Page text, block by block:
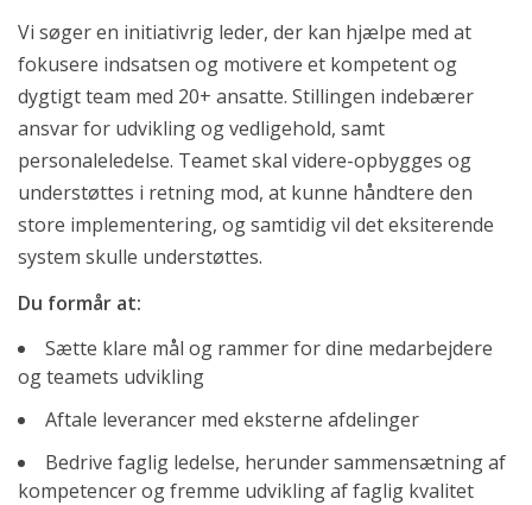
Vi søger en initiativrig leder, der kan hjælpe med at
fokusere indsatsen og motivere et kompetent og
dygtigt team med 20+ ansatte. Stillingen indebærer
ansvar for udvikling og vedligehold, samt
personaleledelse. Teamet skal videre-opbygges og
understøttes i retning mod, at kunne håndtere den
store implementering, og samtidig vil det eksiterende
system skulle understøttes.
Du formår at:
Sætte klare mål og rammer for dine medarbejdere
og teamets udvikling
Aftale leverancer med eksterne afdelinger
Bedrive faglig ledelse, herunder sammensætning af
kompetencer og fremme udvikling af faglig kvalitet